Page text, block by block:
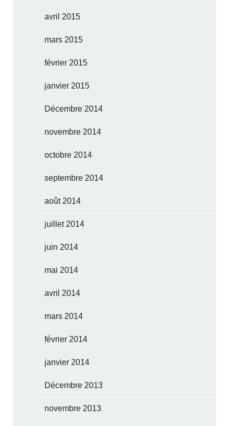
avril 2015
mars 2015
février 2015
janvier 2015
Décembre 2014
novembre 2014
octobre 2014
septembre 2014
août 2014
juillet 2014
juin 2014
mai 2014
avril 2014
mars 2014
février 2014
janvier 2014
Décembre 2013
novembre 2013